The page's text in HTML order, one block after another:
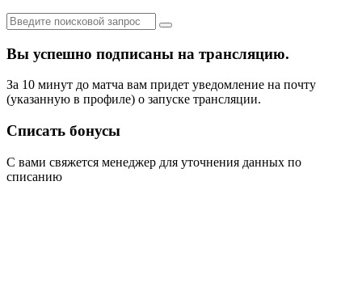
Вы успешно подписаны на трансляцию.
За 10 минут до матча вам придет уведомление на почту
(указанную в профиле) о запуске трансляции.
Списать бонусы
С вами свяжется менеджер для уточнения данных по
списанию